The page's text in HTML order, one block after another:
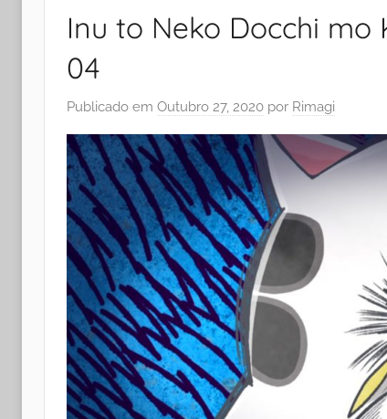
Inu to Neko Docchi mo
04
Publicado em Outubro 27, 2020 por Rimagi